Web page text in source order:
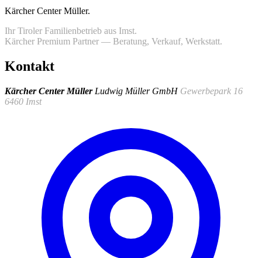
Kärcher Center Müller.
Ihr Tiroler Familienbetrieb aus Imst.
Kärcher Premium Partner — Beratung, Verkauf, Werkstatt.
Kontakt
Kärcher Center Müller Ludwig Müller GmbH Gewerbepark 16
6460 Imst